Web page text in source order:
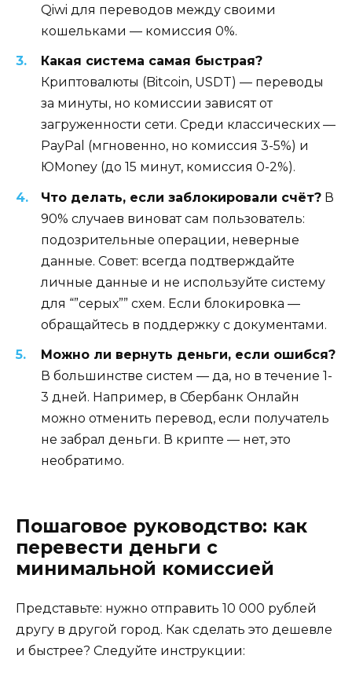
Qiwi для переводов между своими
кошельками — комиссия 0%.
Какая система самая быстрая?
Криптовалюты (Bitcoin, USDT) — переводы
за минуты, но комиссии зависят от
загруженности сети. Среди классических —
PayPal (мгновенно, но комиссия 3-5%) и
ЮMoney (до 15 минут, комиссия 0-2%).
Что делать, если заблокировали счёт? В
90% случаев виноват сам пользователь:
подозрительные операции, неверные
данные. Совет: всегда подтверждайте
личные данные и не используйте систему
для “”серых”” схем. Если блокировка —
обращайтесь в поддержку с документами.
Можно ли вернуть деньги, если ошибся?
В большинстве систем — да, но в течение 1-
3 дней. Например, в Сбербанк Онлайн
можно отменить перевод, если получатель
не забрал деньги. В крипте — нет, это
необратимо.
Пошаговое руководство: как
перевести деньги с
минимальной комиссией
Представьте: нужно отправить 10 000 рублей
другу в другой город. Как сделать это дешевле
и быстрее? Следуйте инструкции: